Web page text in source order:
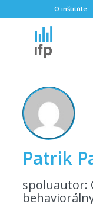
O inštitúte
Patrik
spoluautor: